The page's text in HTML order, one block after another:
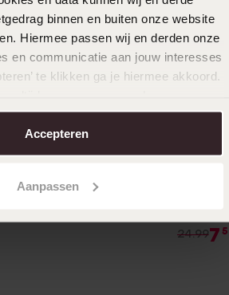
binnen en buiten onze website
Hiermee passen wij en derden onze
en communicatie aan jouw interesses
te klikken ga je hiermee akkoord.
.
Accepteren
Aanpassen
24.997